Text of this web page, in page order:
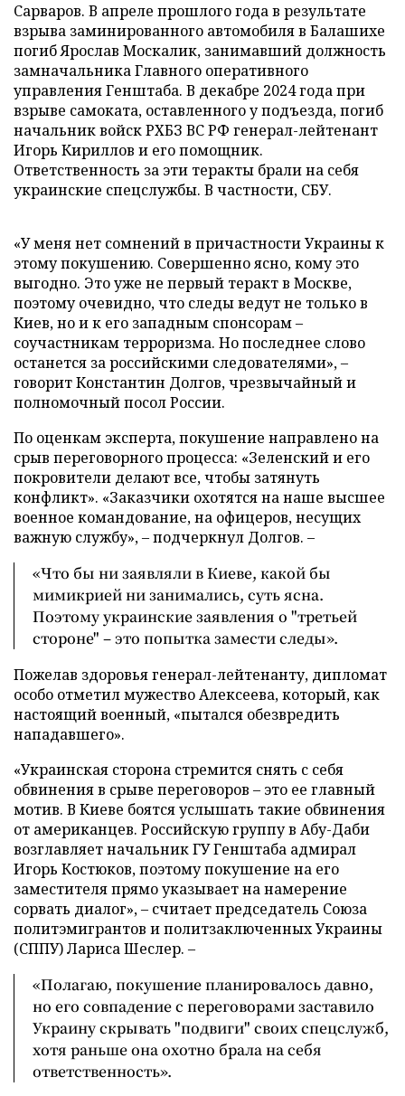
Сарваров. В апреле прошлого года в результате
взрыва заминированного автомобиля в Балашихе
погиб Ярослав Москалик, занимавший должность
замначальника Главного оперативного
управления Генштаба. В декабре 2024 года при
взрыве самоката, оставленного у подъезда, погиб
начальник войск РХБЗ ВС РФ генерал-лейтенант
Игорь Кириллов и его помощник.
Ответственность за эти теракты брали на себя
украинские спецслужбы. В частности, СБУ.
«У меня нет сомнений в причастности Украины к
этому покушению. Совершенно ясно, кому это
выгодно. Это уже не первый теракт в Москве,
поэтому очевидно, что следы ведут не только в
Киев, но и к его западным спонсорам –
соучастникам терроризма. Но последнее слово
останется за российскими следователями», –
говорит Константин Долгов, чрезвычайный и
полномочный посол России.
По оценкам эксперта, покушение направлено на
срыв переговорного процесса: «Зеленский и его
покровители делают все, чтобы затянуть
конфликт». «Заказчики охотятся на наше высшее
военное командование, на офицеров, несущих
важную службу», – подчеркнул Долгов. –
«Что бы ни заявляли в Киеве, какой бы
мимикрией ни занимались, суть ясна.
Поэтому украинские заявления о "третьей
стороне" – это попытка замести следы».
Пожелав здоровья генерал-лейтенанту, дипломат
особо отметил мужество Алексеева, который, как
настоящий военный, «пытался обезвредить
нападавшего».
«Украинская сторона стремится снять с себя
обвинения в срыве переговоров – это ее главный
мотив. В Киеве боятся услышать такие обвинения
от американцев. Российскую группу в Абу-Даби
возглавляет начальник ГУ Генштаба адмирал
Игорь Костюков, поэтому покушение на его
заместителя прямо указывает на намерение
сорвать диалог», – считает председатель Союза
политэмигрантов и политзаключенных Украины
(СППУ) Лариса Шеслер. –
«Полагаю, покушение планировалось давно,
но его совпадение с переговорами заставило
Украину скрывать "подвиги" своих спецслужб,
хотя раньше она охотно брала на себя
ответственность».